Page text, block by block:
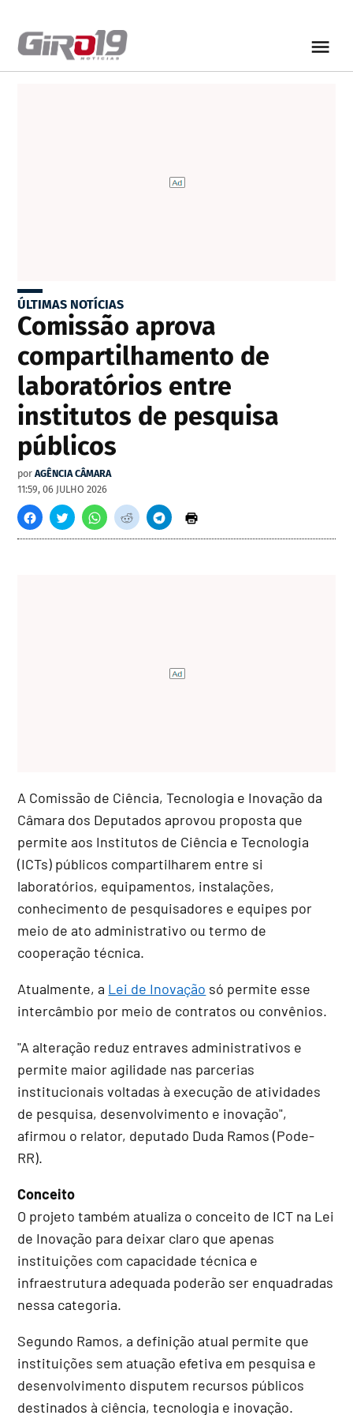
ÚLTIMAS NOTÍCIAS
Comissão aprova
compartilhamento de
laboratórios entre
institutos de pesquisa
públicos
por AGÊNCIA CÂMARA
11:59, 06 JULHO 2026
A Comissão de Ciência, Tecnologia e Inovação da
Câmara dos Deputados aprovou proposta que
permite aos Institutos de Ciência e Tecnologia
(ICTs) públicos compartilharem entre si
laboratórios, equipamentos, instalações,
conhecimento de pesquisadores e equipes por
meio de ato administrativo ou termo de
cooperação técnica.
Atualmente, a Lei de Inovação só permite esse
intercâmbio por meio de contratos ou convênios.
"A alteração reduz entraves administrativos e
permite maior agilidade nas parcerias
institucionais voltadas à execução de atividades
de pesquisa, desenvolvimento e inovação",
afirmou o relator, deputado Duda Ramos (Pode-
RR).
Conceito
O projeto também atualiza o conceito de ICT na Lei
de Inovação para deixar claro que apenas
instituições com capacidade técnica e
infraestrutura adequada poderão ser enquadradas
nessa categoria.
Segundo Ramos, a definição atual permite que
instituições sem atuação efetiva em pesquisa e
desenvolvimento disputem recursos públicos
destinados à ciência, tecnologia e inovação.